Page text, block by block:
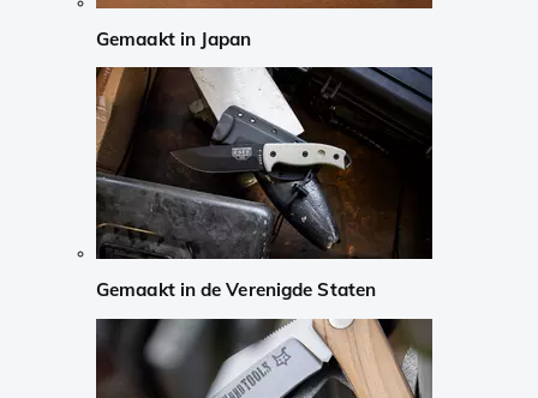
Gemaakt in Japan
Gemaakt in de Verenigde Staten